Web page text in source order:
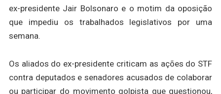
ex-presidente Jair Bolsonaro e o motim da oposição
que impediu os trabalhados legislativos por uma
semana.
Os aliados do ex-presidente criticam as ações do STF
contra deputados e senadores acusados de colaborar
ou participar do movimento golpista que questionou,